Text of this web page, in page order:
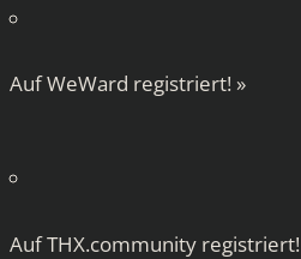
AufWeWard registriert! »
AufTHX.community registriert!